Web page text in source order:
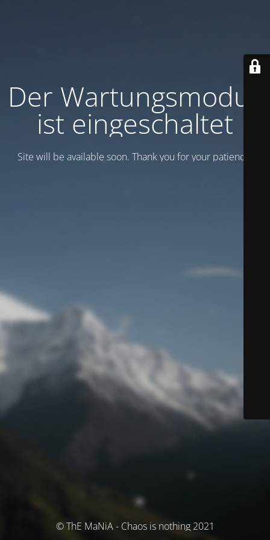
Der Wartungsmodus
ist eingeschaltet
Site will be available soon. Thank you for your patience!
© ThE MaNiA - Chaos is nothing 2021